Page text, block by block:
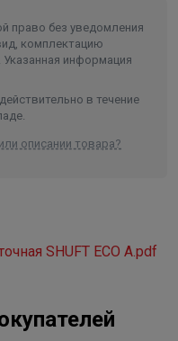
в
потолком.
право без уведомления
комплектацию
информация
в течение
описании товара?
SHUFT ECO A.pdf